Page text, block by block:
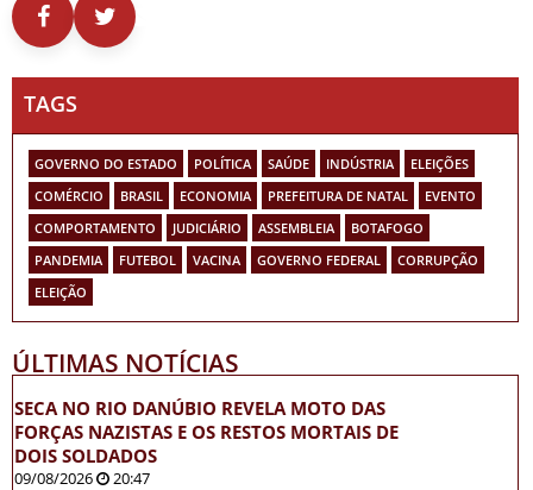
TAGS
GOVERNO DO ESTADO POLÍTICA SAÚDE INDÚSTRIA
ELEIÇÕES
COMÉRCIO
BRASIL ECONOMIA PREFEITURA DE NATAL
EVENTO
COMPORTAMENTO
JUDICIÁRIO ASSEMBLEIA
BOTAFOGO
PANDEMIA
FUTEBOL VACINA GOVERNO FEDERAL
CORRUPÇÃO
ELEIÇÃO
ÚLTIMAS NOTÍCIAS
SECA NO RIO DANÚBIO REVELA MOTO DAS
FORÇAS NAZISTAS E OS RESTOS MORTAIS DE
DOIS SOLDADOS
09/08/2026 20:47